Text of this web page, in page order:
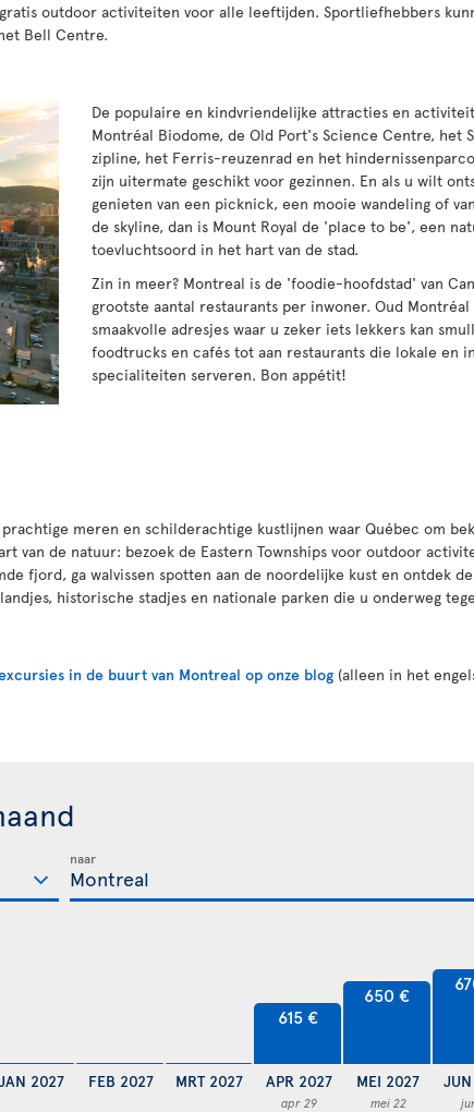
outdoor activiteiten voor alle leeftijden. Sportliefhebbers
Bell Centre.
De populaire en kindvriendelijke attracties en
Montréal Biodome, de Old Port's Science Centre, het
zipline, het Ferris-reuzenrad en het
zijn uitermate geschikt voor gezinnen. En als u wilt
genieten van een picknick, een mooie wandeling of
de skyline, dan is Mount Royal de 'place to be', een
toevluchtsoord in het hart van de stad.
Zin in meer? Montreal is de 'foodie-hoofdstad' van
grootste aantal restaurants per inwoner. Oud Montréal
smaakvolle adresjes waar u zeker iets lekkers kan
foodtrucks en cafés tot aan restaurants die lokale en
specialiteiten serveren. Bon appétit!
meren en schilderachtige kustlijnen waar Québec om
van de natuur: bezoek de Eastern Townships voor outdoor
fjord, ga walvissen spotten aan de noordelijke kust en ontdek
historische stadjes en nationale parken die u onderweg
in de buurt van Montreal op onze blog (alleen in het
naar
2027 FEB 2027 MRT 2027
615 €
APR 2027
apr 29
650 €
MEI 2027
mei 22